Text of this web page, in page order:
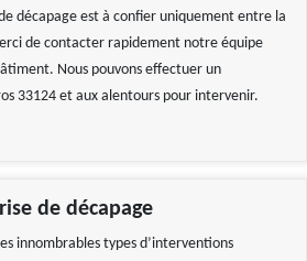
décapage est à confier uniquement entre la
de contacter rapidement notre équipe
Nous pouvons effectuer un
33124 et aux alentours pour intervenir.
de décapage
innombrables types d’interventions